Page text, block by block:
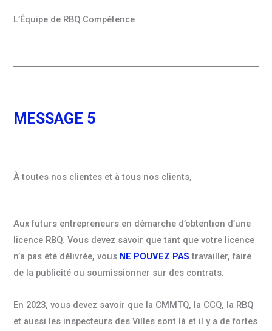
L’Équipe de RBQ Compétence
MESSAGE 5
À toutes nos clientes et à tous nos clients,
Aux futurs entrepreneurs en démarche d’obtention d’une
licence RBQ. Vous devez savoir que tant que votre licence
n’a pas été délivrée, vous NE POUVEZ PAS travailler, faire
de la publicité ou soumissionner sur des contrats.
En 2023, vous devez savoir que la CMMTQ, la CCQ, la RBQ
et aussi les inspecteurs des Villes sont là et il y a de fortes